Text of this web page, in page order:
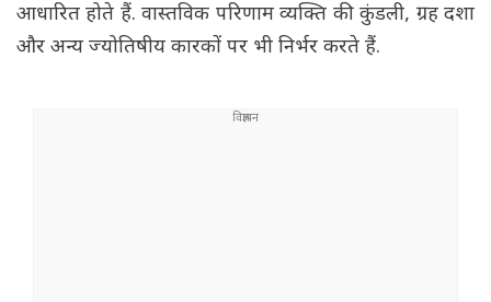
आधारित होते हैं. वास्तविक परिणाम व्यक्ति की कुंडली, ग्रह दशा
और अन्य ज्योतिषीय कारकों पर भी निर्भर करते हैं.